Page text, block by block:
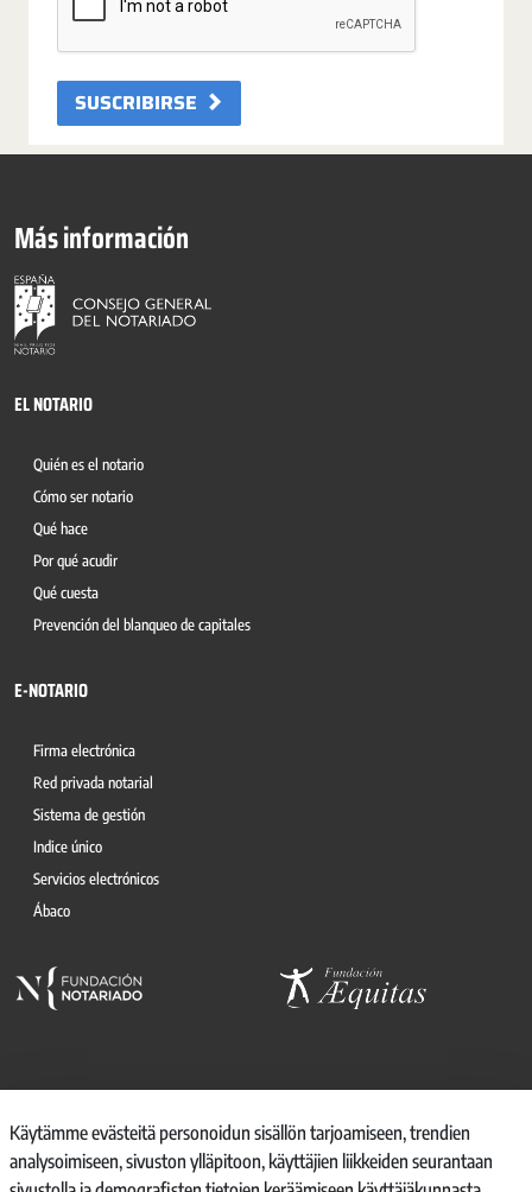
SUSCRIBIRSE
Más información
EL NOTARIO
Quién es el notario
Cómo ser notario
Qué hace
Por qué acudir
Qué cuesta
Prevención del blanqueo de capitales
E-NOTARIO
Firma electrónica
Red privada notarial
Sistema de gestión
Indice único
Servicios electrónicos
Ábaco
© 2026, CONSEJO GENERAL DEL NOTARIO
CANAL INTERNO DE INFORMACIÓN
Käytämme evästeitä personoidun sisällön tarjoamiseen, trendien
analysoimiseen, sivuston ylläpitoon, käyttäjien liikkeiden seurantaan